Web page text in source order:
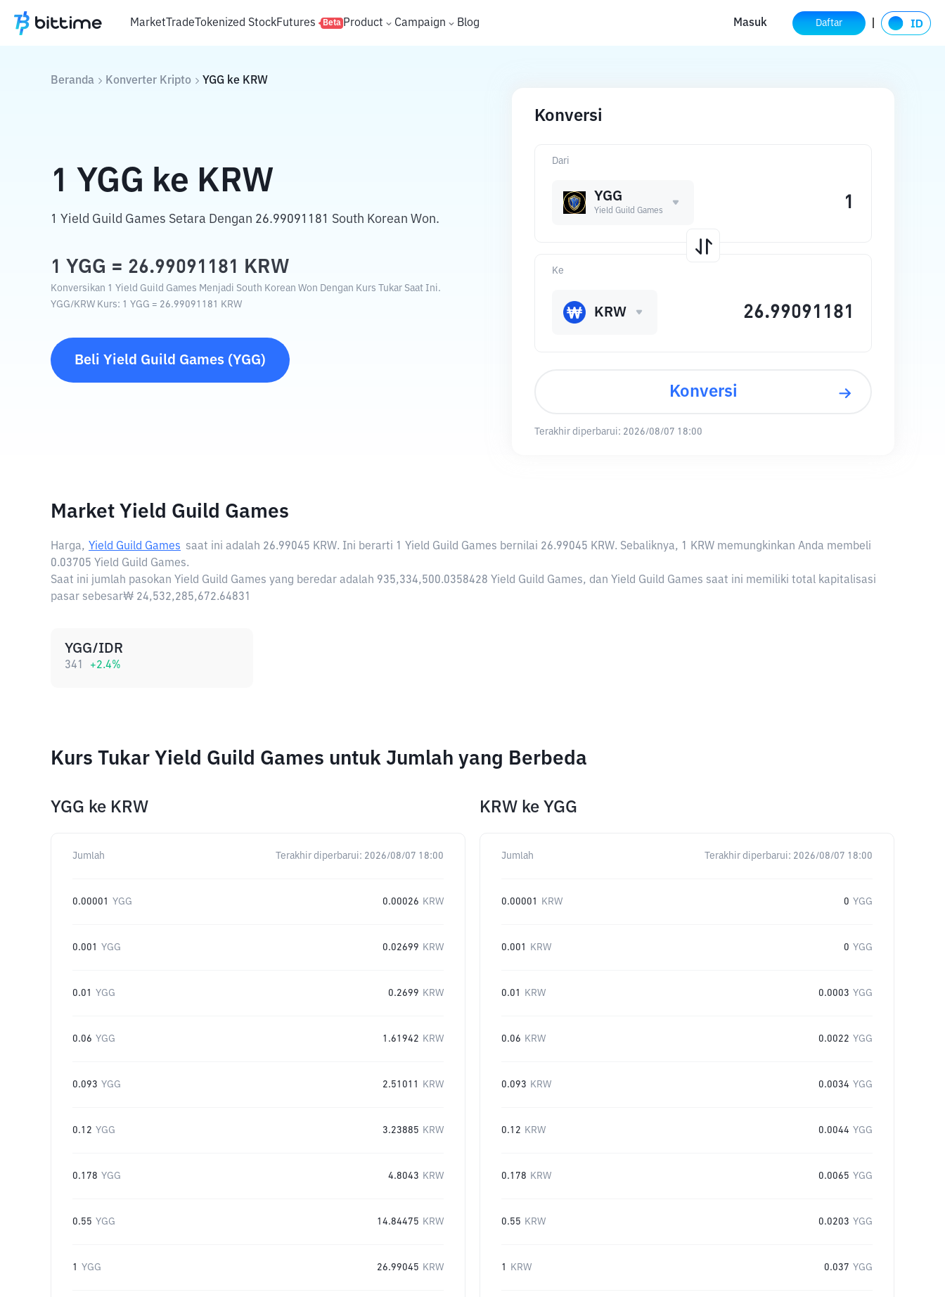
MarketTradeTokenized StockFutures Beta Product Campaign Blog Masuk Daftar
Beranda Konverter Kripto YGG ke KRW
1 YGG ke KRW
1 Yield Guild Games Setara Dengan 26.99091181 South Korean Won.
1 YGG = 26.99091181 KRW
Konversikan 1 Yield Guild Games Menjadi South Korean Won Dengan Kurs Tukar Saat Ini.
YGG/KRW Kurs: 1 YGG = 26.99091181 KRW
Beli Yield Guild Games (YGG)
Konversi
Dari
YGG
Yield Guild Games
Ke
KRW
Konversi
Terakhir diperbarui: 2026/08/07 18:00
Market Yield Guild Games
Harga, Yield Guild Games saat ini adalah 26.99045 KRW. Ini berarti 1 Yield Guild Games bernilai 26.99045 KRW. Sebaliknya, 1 KRW memungkinkan Anda membeli
0.03705 Yield Guild Games.
Saat ini jumlah pasokan Yield Guild Games yang beredar adalah 935,334,500.0358428 Yield Guild Games, dan Yield Guild Games saat ini memiliki total kapitalisasi
pasar sebesar₩ 24,532,285,672.64831
YGG/IDR
341 +2.4%
Kurs Tukar Yield Guild Games untuk Jumlah yang Berbeda
YGG ke KRW
Jumlah Terakhir diperbarui: 2026/08/07 18:00
0.00001 YGG 0.00026 KRW
0.001 YGG 0.02699 KRW
0.01 YGG 0.2699 KRW
0.06 YGG 1.61942 KRW
0.093 YGG 2.51011 KRW
0.12 YGG 3.23885 KRW
0.178 YGG 4.8043 KRW
0.55 YGG 14.84475 KRW
1 YGG 26.99045 KRW
KRW ke YGG
Jumlah Terakhir diperbarui: 2026/08/07 18:00
0.00001 KRW 0 YGG
0.001 KRW 0 YGG
0.01 KRW 0.0003 YGG
0.06 KRW 0.0022 YGG
0.093 KRW 0.0034 YGG
0.12 KRW 0.0044 YGG
0.178 KRW 0.0065 YGG
0.55 KRW 0.0203 YGG
1 KRW 0.037 YGG